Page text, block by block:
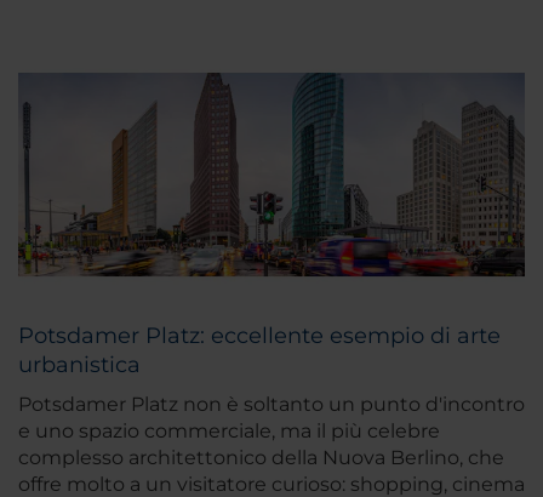
Potsdamer Platz: eccellente esempio di arte
urbanistica
Potsdamer Platz non è soltanto un punto d'incontro
e uno spazio commerciale, ma il più celebre
complesso architettonico della Nuova Berlino, che
offre molto a un visitatore curioso: shopping, cinema